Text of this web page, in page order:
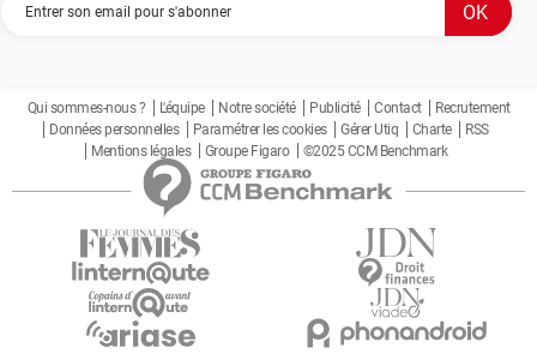
Qui sommes-nous ? L'équipe Notre société Publicité Contact
Recrutement
Données personnelles
Paramétrer les cookies Gérer Utiq Charte
RSS
Mentions légales
Groupe Figaro ©2025 CCM Benchmark